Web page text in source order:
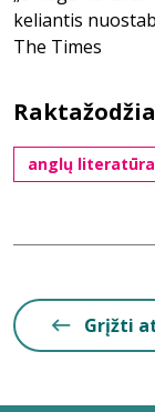
keliantis
The Times
anglų literatūra
Grįžti